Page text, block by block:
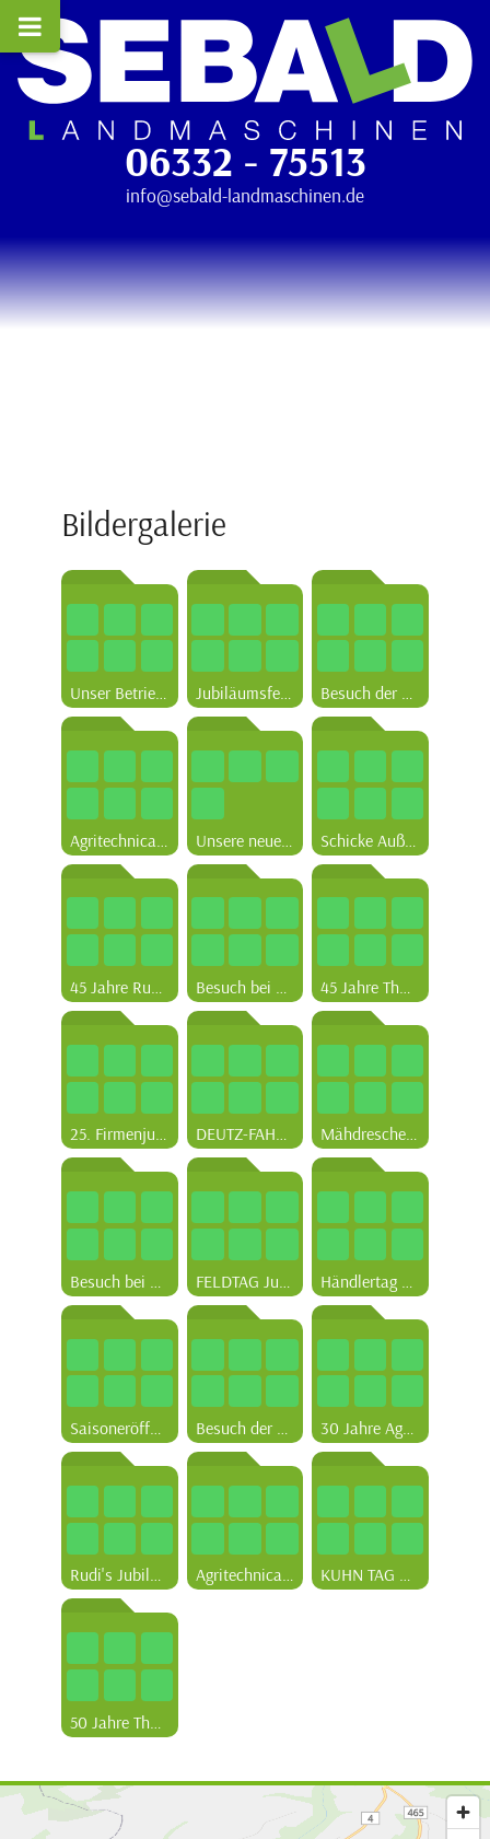
06332 - 75513
info@sebald-landmaschinen.de
Bildergalerie
Unser Betriebsausflug nach Oberstdorf 2019 Jubiläumsfeier 2017 Besuch der Agritechnica 2019
Unsere neue Werbekampagne
25. Firmenjubiläum Reiner Krebs DEUTZ-FAHR Road-Show 2022 Mähdrescher: Von grün in schwarz
Saisoneröffnung April 2025 Besuch der Messe Forst Live 2025 30 Jahre Agrotron
Rudi's Jubiläumsparty Agritechnica 2025 KUHN TAG Mai 2026